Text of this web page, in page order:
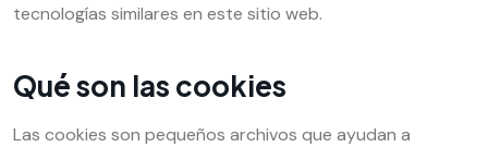
tecnologías similares en este sitio web.
Qué son las cookies
Las cookies son pequeños archivos que ayudan a